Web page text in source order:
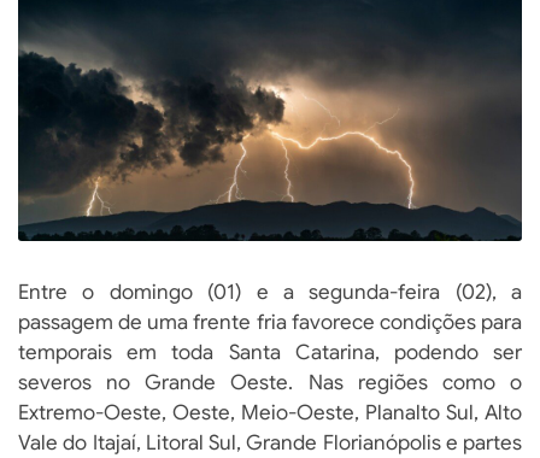
Entre o domingo (01) e a segunda-feira (02), a
passagem de uma frente fria favorece condições para
temporais em toda Santa Catarina, podendo ser
severos no Grande Oeste. Nas regiões como o
Extremo-Oeste, Oeste, Meio-Oeste, Planalto Sul, Alto
Vale do Itajaí, Litoral Sul, Grande Florianópolis e partes